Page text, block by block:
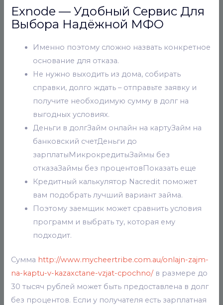
Exnode — Удобный Сервис Для
Выбора Надёжной МФО
Именно поэтому сложно назвать конкретное
основание для отказа.
Не нужно выходить из дома, собирать
справки, долго ждать – отправьте заявку и
получите необходимую сумму в долг на
выгодных условиях.
Деньги в долгЗайм онлайн на картуЗайм на
банковский счетДеньги до
зарплатыМикрокредитыЗаймы без
отказаЗаймы без процентовПоказать еще
Кредитный калькулятор Nacredit поможет
вам подобрать лучший вариант займа.
Поэтому заемщик может сравнить условия
программ и выбрать ту, которая ему
подходит.
Сумма http://www.mycheertribe.com.au/onlajn-zajm-
na-kaptu-v-kazaxctane-vzjat-cpochno/в размере до
30 тысяч рублей может быть предоставлена в долг
без процентов. Если у получателя есть зарплатная